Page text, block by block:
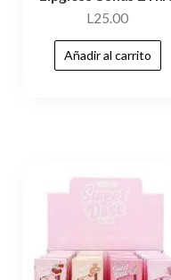
L25.00
Añadir al carrito